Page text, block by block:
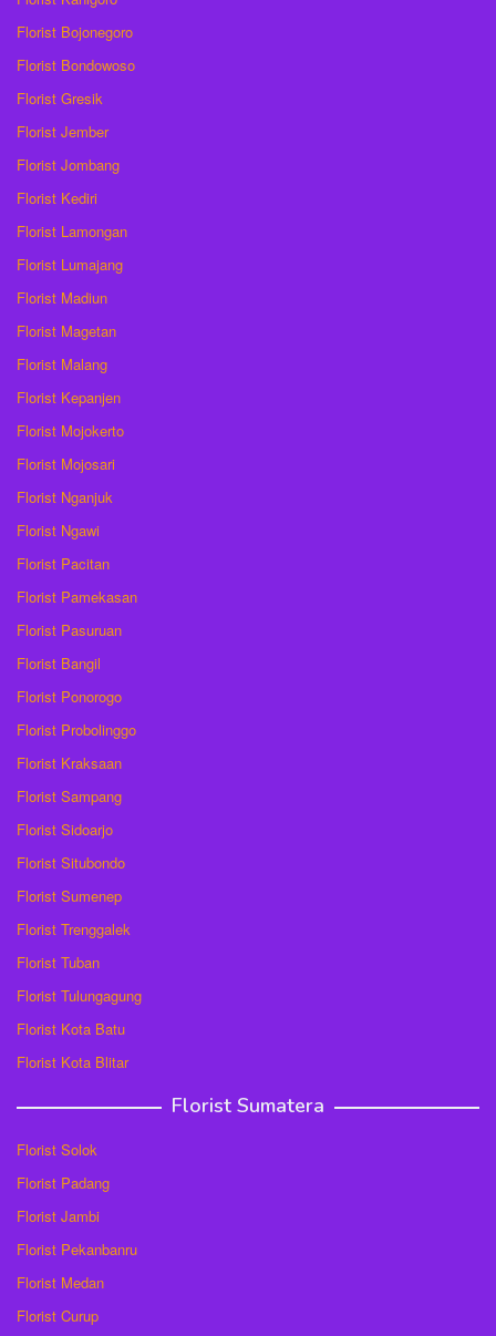
Florist Bojonegoro
Florist Bondowoso
Florist Gresik
Florist Jember
Florist Jombang
Florist Kediri
Florist Lamongan
Florist Lumajang
Florist Madiun
Florist Magetan
Florist Malang
Florist Kepanjen
Florist Mojokerto
Florist Mojosari
Florist Nganjuk
Florist Ngawi
Florist Pacitan
Florist Pamekasan
Florist Pasuruan
Florist Bangil
Florist Ponorogo
Florist Probolinggo
Florist Kraksaan
Florist Sampang
Florist Sidoarjo
Florist Situbondo
Florist Sumenep
Florist Trenggalek
Florist Tuban
Florist Tulungagung
Florist Kota Batu
Florist Kota Blitar
Florist Sumatera
Florist Solok
Florist Padang
Florist Jambi
Florist Pekanbanru
Florist Medan
Florist Curup